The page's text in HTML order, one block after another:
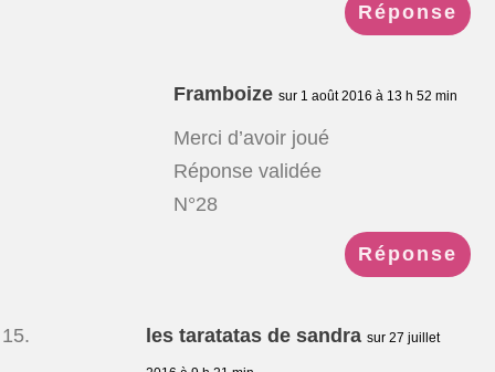
Réponse
Framboize sur 1 août 2016 à 13 h 52 min
Merci d’avoir joué
Réponse validée
N°28
Réponse
les taratatas de sandra sur 27 juillet